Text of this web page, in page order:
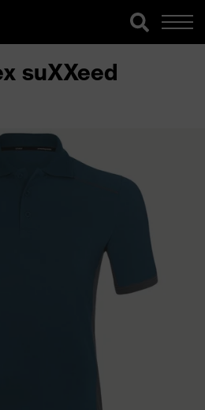
suXXeed